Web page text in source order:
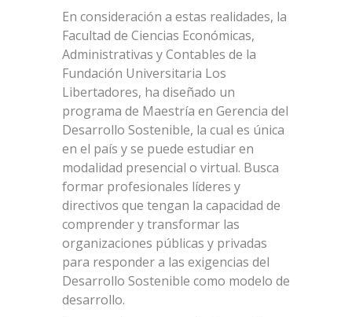
En consideración a estas realidades, la
Facultad de Ciencias Económicas,
Administrativas y Contables de la
Fundación Universitaria Los
Libertadores, ha diseñado un
programa de Maestría en Gerencia del
Desarrollo Sostenible, la cual es única
en el país y se puede estudiar en
modalidad presencial o virtual. Busca
formar profesionales líderes y
directivos que tengan la capacidad de
comprender y transformar las
organizaciones públicas y privadas
para responder a las exigencias del
Desarrollo Sostenible como modelo de
desarrollo.